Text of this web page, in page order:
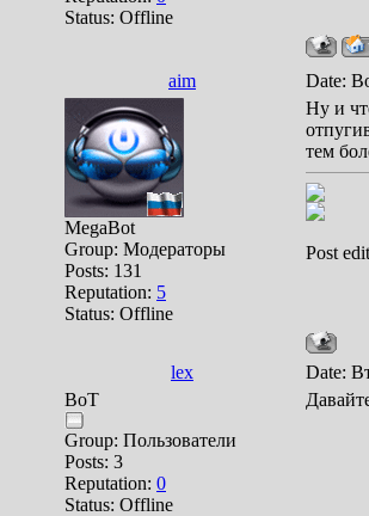
Status: Offline
aim Date:
MegaBot
Group: Модераторы
Posts: 131
Reputation: 5
Status: Offline
Ну и
тем
Post
lex
Date:
BoT
Group: Пользователи
Posts: 3
Reputation: 0
Status: Offline